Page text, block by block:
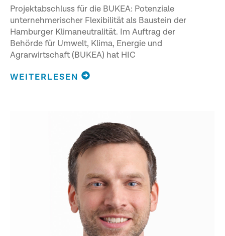
Projektabschluss für die BUKEA: Potenziale
unternehmerischer Flexibilität als Baustein der
Hamburger Klimaneutralität. Im Auftrag der
Behörde für Umwelt, Klima, Energie und
Agrarwirtschaft (BUKEA) hat HIC
WEITERLESEN